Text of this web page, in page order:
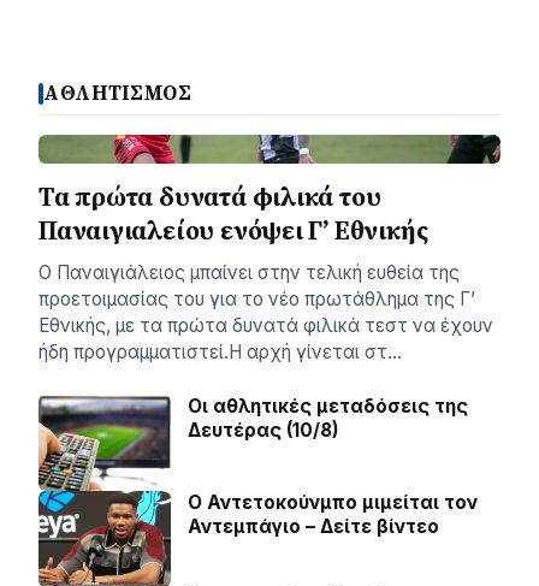
ΑΘΛΗΤΙΣΜΟΣ
Τα πρώτα δυνατά φιλικά του
Παναιγιαλείου ενόψει Γ’ Εθνικής
Ο Παναιγιάλειος μπαίνει στην τελική ευθεία της
προετοιμασίας του για το νέο πρωτάθλημα της Γ’
Εθνικής, με τα πρώτα δυνατά φιλικά τεστ να έχουν
ήδη προγραμματιστεί.Η αρχή γίνεται στ…
Οι αθλητικές μεταδόσεις της
Δευτέρας (10/8)
Ο Αντετοκούνμπο μιμείται τον
Αντεμπάγιο – Δείτε βίντεο